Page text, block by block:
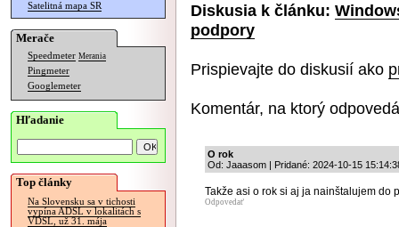
Satelitná mapa SR
Merače
Speedmeter Merania
Pingmeter
Googlemeter
Hľadanie
Top články
Na Slovensku sa v tichosti
vypína ADSL v lokalitách s
VDSL, už 31. mája
Diskusia k článku:
podpory
Prispievajte do diskusií ako
Komentár, na ktorý
O rok
Od: Jaaasom | Pridané: 2024-10-15
Takže asi o rok si aj ja nainštalujem do
Odpovedať